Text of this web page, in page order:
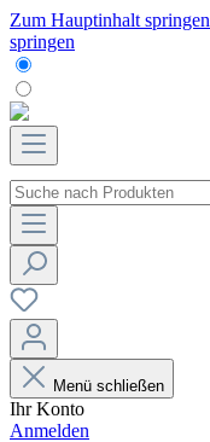
Zum Hauptinhalt springen
springen
Menü schließen
Ihr Konto
Anmelden